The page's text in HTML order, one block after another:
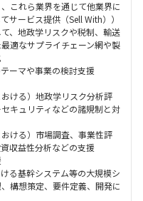
これら業界を通じて他業界に
サービス提供（Sell With））
、地政学リスクや税制、輸送
適なサプライチェーン網や製
ーマや事業の検討支援
ける）地政学リスク分析評
キュリティなどの諸規制と対
ける）市場調査、事業性評
収益性分析などの支援
る基幹システム等の大規模シ
構想策定、要件定義、開発に